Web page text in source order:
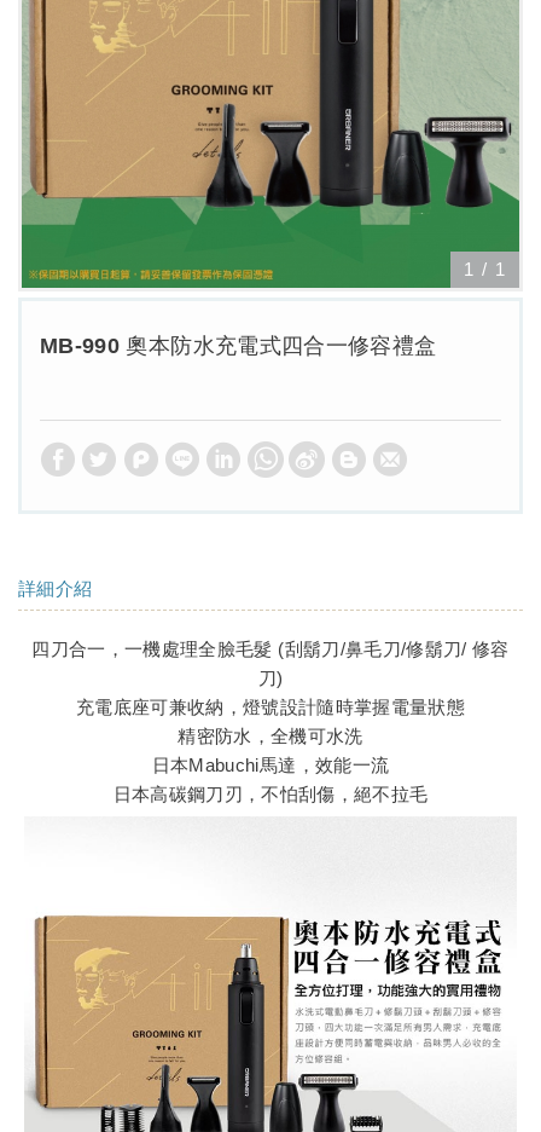
MB-990 奧本防水充電式四合一修容禮盒
1 / 1
詳細介紹
四刀合一，一機處理全臉毛髮 (刮鬍刀/鼻毛刀/修鬍刀/ 修容
刀)
充電底座可兼收納，燈號設計隨時掌握電量狀態
精密防水，全機可水洗
日本Mabuchi馬達，效能一流
日本高碳鋼刀刃，不怕刮傷，絕不拉毛